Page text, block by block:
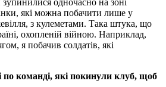
одночасно на зоні
які можна побачити лише у
з кулеметами. Така штука, що
охопленій війною. Наприклад,
я побачив солдатів, які
по команді, які покинули клуб, щоб